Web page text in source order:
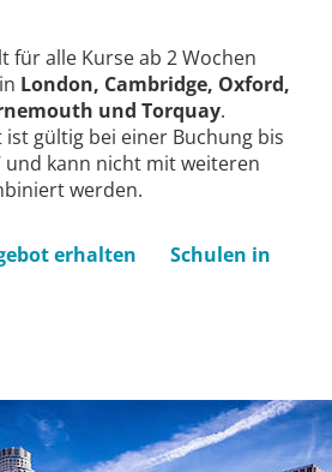
für alle Kurse ab 2 Wochen
London, Cambridge, Oxford,
und Torquay.
ist gültig bei einer Buchung bis
und kann nicht mit weiteren
werden.
erhalten
Schulen in